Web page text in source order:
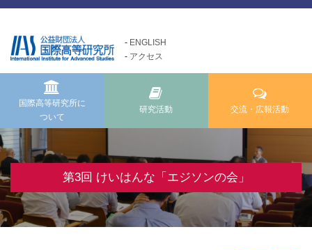
ENGLISH
アクセス
国際高等研究所に
ついて
研究活動 交流・広報活動
About us
国際高等研究所についてTOP
メッセージ
基本理念・ミッション
設立経緯・歩み
組織・運営について
Research Activities
研究活動TOP
研究事業方針
公募研究・その他の研究
研究活動成果
Exchange and Public
Relations Activities
交流・広報活動TOP
けいはんな「ゲーテの会」
けいはんな「meta鼎談」
けいはんな「市民懇談」
IIAS塾ジュニアセミナー
第3回 けいはんな「エジソンの会」